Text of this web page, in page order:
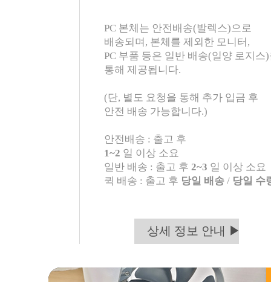
PC 본체는 안전배송(발렉스)으로
배송되며, 본체를 제외한 모니터,
PC 부품 등은 일반 배송(일양 로지스
통해 제공됩니다.
(단, 별도 요청을 통해 추가 입금 후
안전 배송 가능합니다.)
안전배송 : 출고 후
1~2 일 이상 소요
일반 배송 : 출고 후 2~3 일 이상 소요
퀵 배송 : 출고 후 당일 배송 / 당일 수
상세 정보 안내 ▶